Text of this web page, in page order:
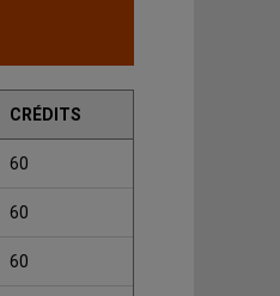
CRÉDITS
60
60
60